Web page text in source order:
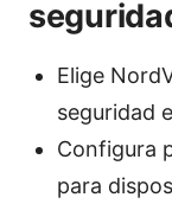
Elige
seguridad
Configura
para